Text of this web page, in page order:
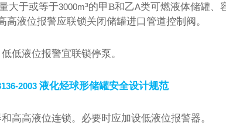
大于或等于3000m³的甲B和乙A类可燃液体储罐、
液位报警应联锁关闭储罐进口管道控制阀。
低液位报警宜联锁停泵。
2003液化烃球形储罐安全设计规范
高高液位连锁。必要时应加设低液位报警器。